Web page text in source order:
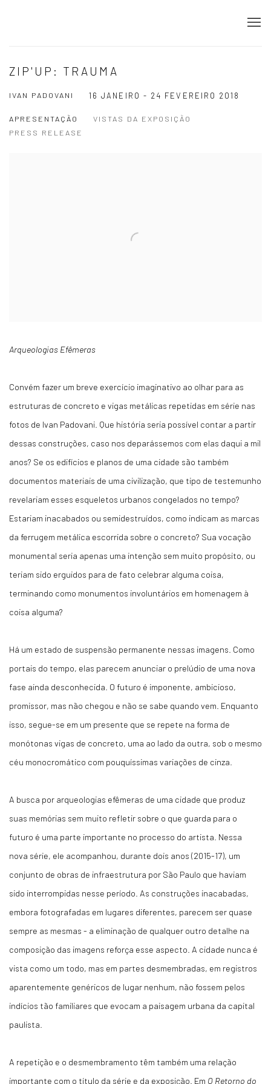
ZIP'UP: TRAUMA
IVAN PADOVANI 16 JANEIRO - 24 FEVEREIRO 2018
APRESENTAÇÃO
VISTAS DA EXPOSIÇÃO
PRESS RELEASE
Arqueologias Efêmeras
Convém fazer um breve exercício imaginativo ao olhar para as
estruturas de concreto e vigas metálicas repetidas em série nas
fotos de Ivan Padovani. Que história seria possível contar a partir
dessas construções, caso nos deparássemos com elas daqui a mil
anos? Se os edifícios e planos de uma cidade são também
documentos materiais de uma civilização, que tipo de testemunho
revelariam esses esqueletos urbanos congelados no tempo?
Estariam inacabados ou semidestruídos, como indicam as marcas
da ferrugem metálica escorrida sobre o concreto? Sua vocação
monumental seria apenas uma intenção sem muito propósito, ou
teriam sido erguidos para de fato celebrar alguma coisa,
terminando como monumentos involuntários em homenagem à
coisa alguma?
Há um estado de suspensão permanente nessas imagens. Como
portais do tempo, elas parecem anunciar o prelúdio de uma nova
fase ainda desconhecida. O futuro é imponente, ambicioso,
promissor, mas não chegou e não se sabe quando vem. Enquanto
isso, segue-se em um presente que se repete na forma de
monótonas vigas de concreto, uma ao lado da outra, sob o mesmo
céu monocromático com pouquíssimas variações de cinza.
A busca por arqueologias efêmeras de uma cidade que produz
suas memórias sem muito refletir sobre o que guarda para o
futuro é uma parte importante no processo do artista. Nessa
nova série, ele acompanhou, durante dois anos (2015-17), um
conjunto de obras de infraestrutura por São Paulo que haviam
sido interrompidas nesse período. As construções inacabadas,
embora fotografadas em lugares diferentes, parecem ser quase
sempre as mesmas - a eliminação de qualquer outro detalhe na
composição das imagens reforça esse aspecto. A cidade nunca é
vista como um todo, mas em partes desmembradas, em registros
aparentemente genéricos de lugar nenhum, não fossem pelos
indícios tão familiares que evocam a paisagem urbana da capital
paulista.
A repetição e o desmembramento têm também uma relação
importante com o título da série e da exposição. Em O Retorno do